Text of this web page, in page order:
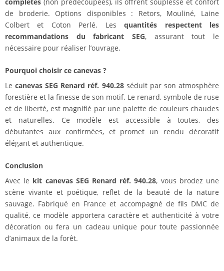
de broderie. Options disponibles : Retors, Mouliné, Laine
Colbert et Coton Perlé. Lesquantités respectent les
recommandations du fabricant SEG, assurant tout le
nécessaire pour réaliser l’ouvrage.
Pourquoi choisir ce canevas ?
Lecanevas SEG Renard réf. 940.28séduit par son atmosphère
forestière et la finesse de son motif. Le renard, symbole de ruse
et de liberté, est magnifié par une palette de couleurs chaudes
et naturelles. Ce modèle est accessible à toutes, des
débutantes aux confirmées, et promet un rendu décoratif
élégant et authentique.
Conclusion
Avec le kit canevas SEG Renard réf. 940.28, vous brodez une
scène vivante et poétique, reflet de la beauté de la nature
sauvage. Fabriqué en France et accompagné de fils DMC de
qualité, ce modèle apportera caractère et authenticité à votre
décoration ou fera un cadeau unique pour toute passionnée
d’animaux de la forêt.